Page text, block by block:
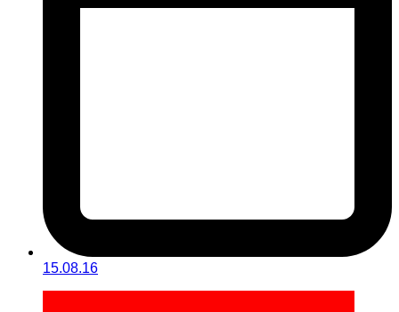
15.08.16